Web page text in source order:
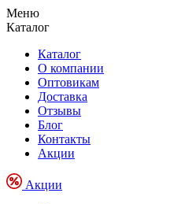
Меню
Каталог
Каталог
О компании
Оптовикам
Доставка
Отзывы
Блог
Контакты
Акции
Акции